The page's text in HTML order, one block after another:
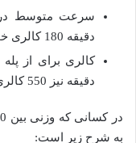
دقیقه 180 کالری خواهید سوزاند.
دقیقه نیز 550 کالری می سوزد.
به شرح زیر است: